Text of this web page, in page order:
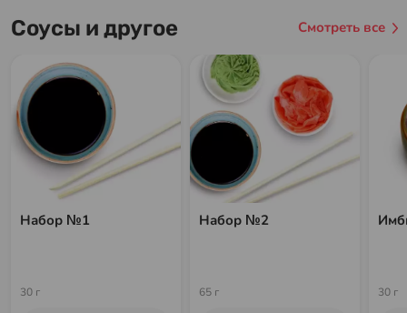
Соусы и другое Смотреть все
Набор №1
30 г
Набор №2
65 г 30 г